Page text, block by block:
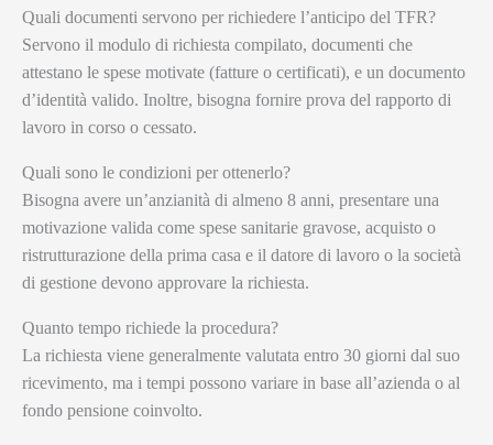
Quali documenti servono per richiedere l’anticipo del TFR?
Servono il modulo di richiesta compilato, documenti che
attestano le spese motivate (fatture o certificati), e un documento
d’identità valido. Inoltre, bisogna fornire prova del rapporto di
lavoro in corso o cessato.
Quali sono le condizioni per ottenerlo?
Bisogna avere un’anzianità di almeno 8 anni, presentare una
motivazione valida come spese sanitarie gravose, acquisto o
ristrutturazione della prima casa e il datore di lavoro o la società
di gestione devono approvare la richiesta.
Quanto tempo richiede la procedura?
La richiesta viene generalmente valutata entro 30 giorni dal suo
ricevimento, ma i tempi possono variare in base all’azienda o al
fondo pensione coinvolto.